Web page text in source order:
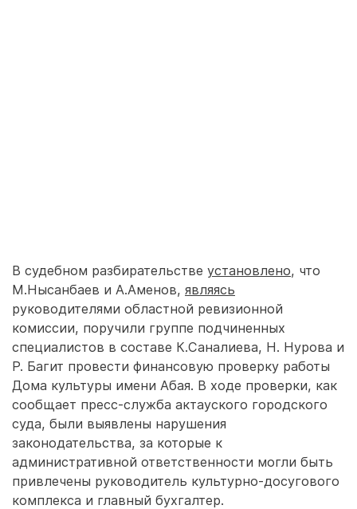
В судебном разбирательстве установлено, что
М.Нысанбаев и А.Аменов, являясь
руководителями областной ревизионной
комиссии, поручили группе подчиненных
специалистов в составе К.Саналиева, Н. Нурова и
Р. Багит провести финансовую проверку работы
Дома культуры имени Абая. В ходе проверки, как
сообщает пресс-служба актауского городского
суда, были выявлены нарушения
законодательства, за которые к
административной ответственности могли быть
привлечены руководитель культурно-досугового
комплекса и главный бухгалтер.